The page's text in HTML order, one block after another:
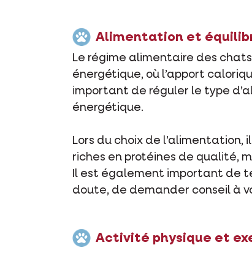
Alimentation et
Le régime alimentaire des
énergétique, où l’apport
important de réguler le type
énergétique.
Lors du choix de
riches en protéines de qualité,
Il est également important de
doute, de demander conseil à
Activité physique et